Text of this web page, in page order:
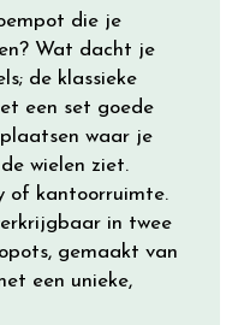
die je
Wat dacht je
de klassieke
een set goede
waar je
wielen ziet.
of kantoorruimte.
in twee
gemaakt van
een unieke,